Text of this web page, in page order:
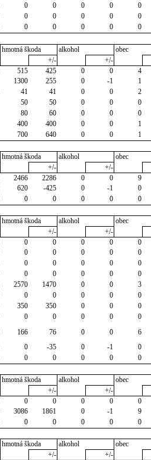
0 0 0 0 0
0 0 0 0 0
0 0 0 0 0
hmotná škoda alkohol
obec
+/- +/-
515 425 0 0 4
1300 255 0 -1 1
41 41 0 0 2
50 50 0 0 0
80 60 0 0 0
400 400 0 0 1
700 640 0 0 1
hmotná škoda alkohol
obec
+/- +/-
2466 2286 0 0 9
620 -425 0 -1 0
0 0 0 0 0
hmotná škoda alkohol
obec
+/- +/-
0 0 0 0 0
0 0 0 0 0
0 0 0 0 0
0 0 0 0 0
2570 1470 0 0 3
0 0 0 0 0
350 350 0 0 0
0 0 0 0 0
166 76 0 0 6
0 -35 0 -1 0
0 0 0 0 0
hmotná škoda alkohol
obec
+/- +/-
0 0 0 0 0
3086 1861 0 -1 9
0 0 0 0 0
hmotná škoda alkohol
obec
+/- +/-